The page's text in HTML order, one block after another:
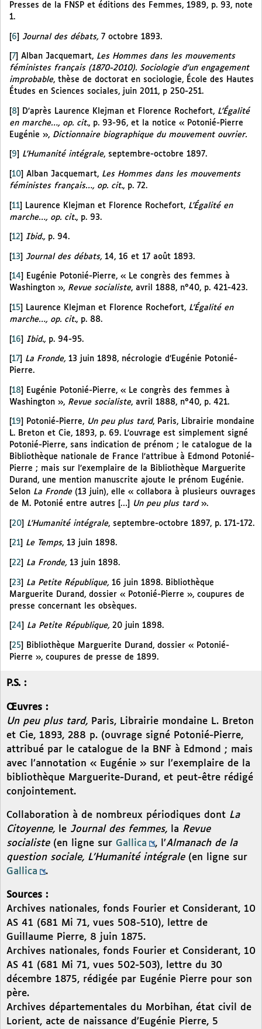
Presses de la FNSP et éditions des Femmes, 1989, p. 93, note
1.
[6] Journal des débats, 7 octobre 1893.
7 Alban Jacquemart, Les Hommes dans les mouvements
féministes français (1870-2010). Sociologie d’un engagement
improbable, thèse de doctorat en sociologie, École des Hautes
Études en Sciences sociales, juin 2011, p 250-251.
[8] D’après Laurence Klejman et Florence Rochefort, L’Égalité
en marche…, op. cit., p. 93-96, et la notice « Potonié-Pierre
Eugénie », Dictionnaire biographique du mouvement ouvrier.
9 L’Humanité intégrale, septembre-octobre 1897.
10 Alban Jacquemart, Les Hommes dans les mouvements
féministes français…, op. cit., p. 72.
[11] Laurence Klejman et Florence Rochefort, L’Égalité en
marche…, op. cit., p. 93.
12 Ibid., p. 94.
[13] Journal des débats, 14, 16 et 17 août 1893.
14
Eugénie Potonié-Pierre, « Le congrès des femmes à
Washington », Revue socialiste, avril 1888, n°40, p. 421-423.
15 Laurence Klejman et Florence Rochefort, L’Égalité en
marche…, op. cit., p. 88.
[16] Ibid., p. 94-95.
17 La Fronde, 13 juin 1898, nécrologie d’Eugénie Potonié-
Pierre.
[18]
Eugénie Potonié-Pierre, « Le congrès des femmes à
Washington », Revue socialiste, avril 1888, n°40, p. 421.
19 Potonié-Pierre, Un peu plus tard, Paris, Librairie mondaine
L. Breton et Cie, 1893, p. 69. L’ouvrage est simplement signé
Potonié-Pierre, sans indication de prénom ; le catalogue de la
Bibliothèque nationale de France l’attribue à Edmond Potonié-
Pierre ; mais sur l’exemplaire de la Bibliothèque Marguerite
Durand, une mention manuscrite ajoute le prénom Eugénie.
Selon La Fronde (13 juin), elle « collabora à plusieurs ouvrages
de M. Potonié entre autres […]
Un peu plus tard».
[20] L’Humanité intégrale, septembre-octobre 1897, p. 171-172.
21 Le Temps, 13 juin 1898.
22 La Fronde, 13 juin 1898.
[23] La Petite République, 16 juin 1898. Bibliothèque
Marguerite Durand, dossier « Potonié-Pierre », coupures de
presse concernant les obsèques.
24 La Petite République, 20 juin 1898.
[25]
Bibliothèque Marguerite Durand, dossier « Potonié-
Pierre », coupures de presse de 1899.
P.S. :
Œuvres :
Un peu plus tard, Paris, Librairie mondaine L. Breton
et Cie, 1893, 288 p. (ouvrage signé Potonié-Pierre,
attribué par le catalogue de la BNF à Edmond ; mais
avec l’annotation « Eugénie » sur l’exemplaire de la
bibliothèque Marguerite-Durand, et peut-être rédigé
conjointement.
Collaboration à de nombreux périodiques dont La
Citoyenne,
le Journal des femmes, la Revue
socialiste (en ligne sur Gallica , l’Almanach de la
question sociale, L’Humanité intégrale(en ligne sur
Gallica
.
Sources :
Archives nationales, fonds Fourier et Considerant, 10
AS 41 (681 Mi 71, vues 508-510), lettre de
Guillaume Pierre, 8 juin 1875.
Archives nationales, fonds Fourier et Considerant, 10
AS 41 (681 Mi 71, vues 502-503), lettre du 30
décembre 1875, rédigée par Eugénie Pierre pour son
père.
Archives départementales du Morbihan, état civil de
Lorient, acte de naissance d’Eugénie Pierre, 5